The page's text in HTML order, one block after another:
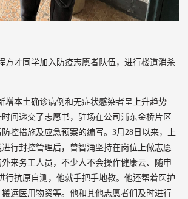
才同学加入防疫志愿者队伍，进行楼道消杀
本土确诊病例和无症状感染者呈上升趋势
间递交了志愿书，驻场在公司浦东金桥片区
控措施及应急预案的编写。3月28日以来，上
行封控管理后，曾智涌坚持在岗位上做志愿
来务工人员，不少人不会操作健康云、随申
行抗原自测，他就手把手地教。他还帮着医护
运医用物资等。他和其他志愿者们及时进行